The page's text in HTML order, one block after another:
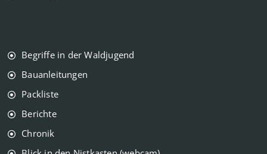
Begriffe in der Waldjugend
Bauanleitungen
Packliste
Berichte
Chronik